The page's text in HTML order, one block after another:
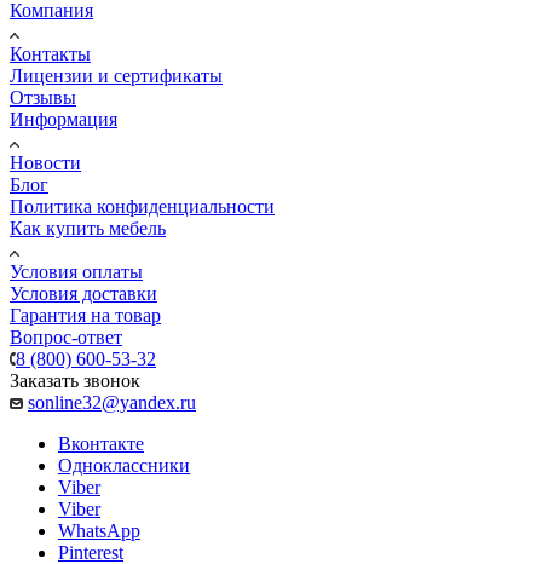
Компания
Контакты
Лицензии и сертификаты
Отзывы
Информация
Новости
Блог
Политика конфиденциальности
Как купить мебель
Условия оплаты
Условия доставки
Гарантия на товар
Вопрос-ответ
8 (800) 600-53-32
Заказать звонок
sonline32@yandex.ru
Вконтакте
Одноклассники
Viber
Viber
WhatsApp
Pinterest